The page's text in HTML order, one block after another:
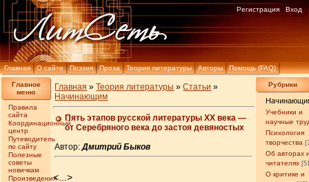
Главная О сайте Поэзия Проза Теория литературы Авторы Помощь (FAQ)
Регистрация Вход
Главное
меню
Правила
сайта
Координационный
центр
Путеводитель
по сайту
Полезные
советы
новичкам
Произведения
Рубрики
Учебники и
научные
Психология
творчества
Об авторах
читателях
О критике и
Главная »Теория литературы »Статьи »
Начинающим
Пять этапов русской литературы XX века —
от Серебряного века до застоя девяностых
Автор:Дмитрий Быков
<...>